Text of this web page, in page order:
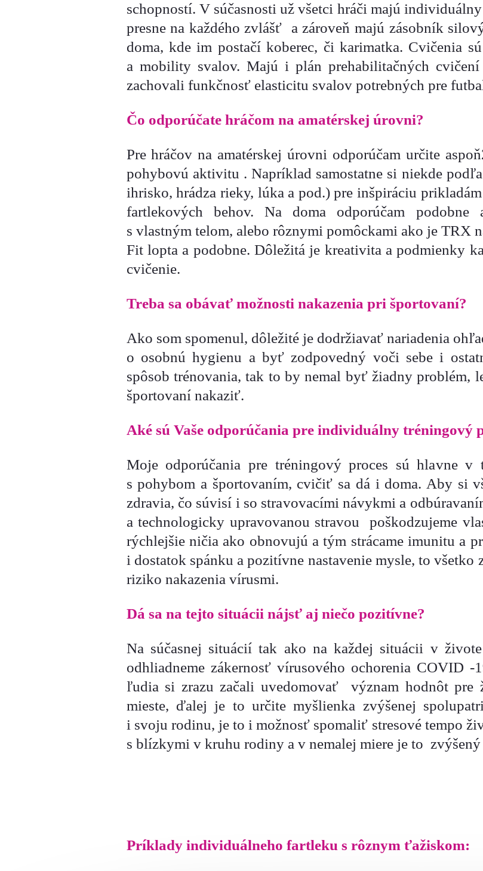
schopností. V súčasnosti už všetci hráči majú
presne na každého zvlášť a zároveň majú zásobník
doma, kde im postačí koberec, či karimatka. Cvičenia
a mobility svalov. Majú i plán prehabilitačných cvičení
zachovali funkčnosť elasticitu svalov potrebných pre
Čo odporúčate hráčom na amatérskej úrovni?
Pre hráčov na amatérskej úrovni odporúčam určite
pohybovú aktivitu . Napríklad samostatne si niekde
ihrisko, hrádza rieky, lúka a pod.) pre inšpiráciu
fartlekových behov. Na doma odporúčam
s vlastným telom, alebo rôznymi pomôckami ako je TRX
Fit lopta a podobne. Dôležitá je kreativita a podmienky
cvičenie.
Treba sa obávať možnosti nakazenia pri športovaní?
Ako som spomenul, dôležité je dodržiavať nariadenia
o osobnú hygienu a byť zodpovedný voči sebe i
spôsob trénovania, tak to by nemal byť žiadny problém,
športovaní nakaziť.
Aké sú Vaše odporúčania pre individuálny tréningový
Moje odporúčania pre tréningový proces sú hlavne v
s pohybom a športovaním, cvičiť sa dá i doma. Aby si
zdravia, čo súvisí i so stravovacími návykmi a
a technologicky upravovanou stravou poškodzujeme
rýchlejšie ničia ako obnovujú a tým strácame imunitu a
i dostatok spánku a pozitívne nastavenie mysle, to všetko
riziko nakazenia vírusmi.
Dá sa na tejto situácii nájsť aj niečo pozitívne?
Na súčasnej situácií tak ako na každej situácii v
odhliadneme zákernosť vírusového ochorenia COVID -
ľudia si zrazu začali uvedomovať význam hodnôt pre
mieste, ďalej je to určite myšlienka zvýšenej
i svoju rodinu, je to i možnosť spomaliť stresové tempo
s blízkymi v kruhu rodiny a v nemalej miere je to zvýšený
Príklady individuálneho fartleku s rôznym ťažiskom: